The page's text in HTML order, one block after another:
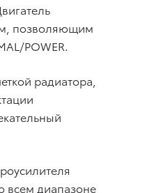
позволяющим
POWER.
радиатора,
всем диапазоне